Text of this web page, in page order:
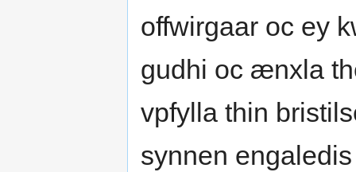
offwirgaar oc ey
gudhi oc ænxla
vpfylla thin
synnen